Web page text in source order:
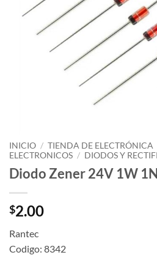
INICIO / TIENDA DE ELECTRÓNICA
ELECTRONICOS / DIODOS Y
Diodo Zener 24V 1W
$2.00
Rantec
Codigo: 8342